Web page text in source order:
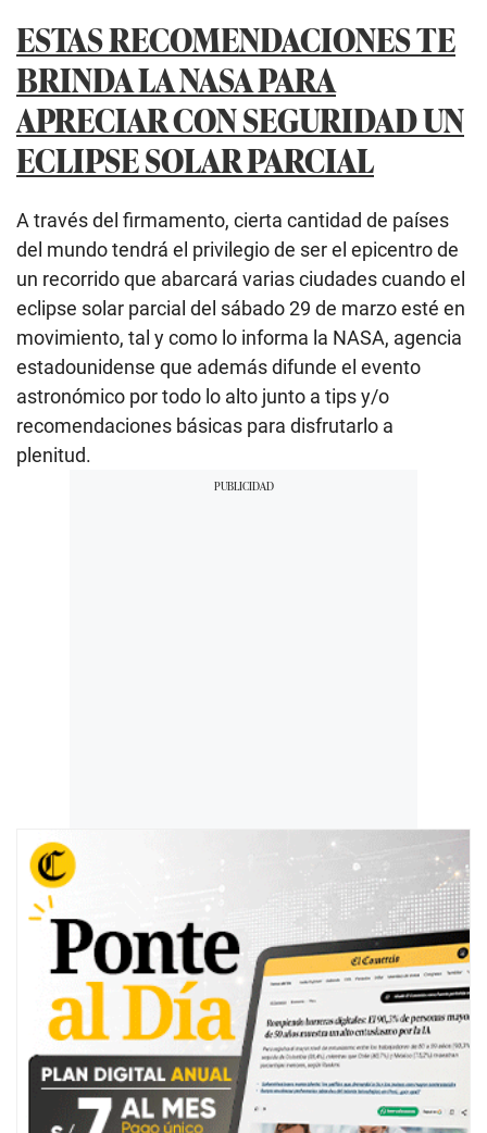
ESTAS RECOMENDACIONES TE
BRINDA LA NASA PARA
APRECIAR CON SEGURIDAD UN
ECLIPSE SOLAR PARCIAL
A través del firmamento, cierta cantidad de países
del mundo tendrá el privilegio de ser el epicentro de
un recorrido que abarcará varias ciudades cuando el
eclipse solar parcial del sábado 29 de marzo esté en
movimiento, tal y como lo informa la NASA, agencia
estadounidense que además difunde el evento
astronómico por todo lo alto junto a tips y/o
recomendaciones básicas para disfrutarlo a
plenitud.